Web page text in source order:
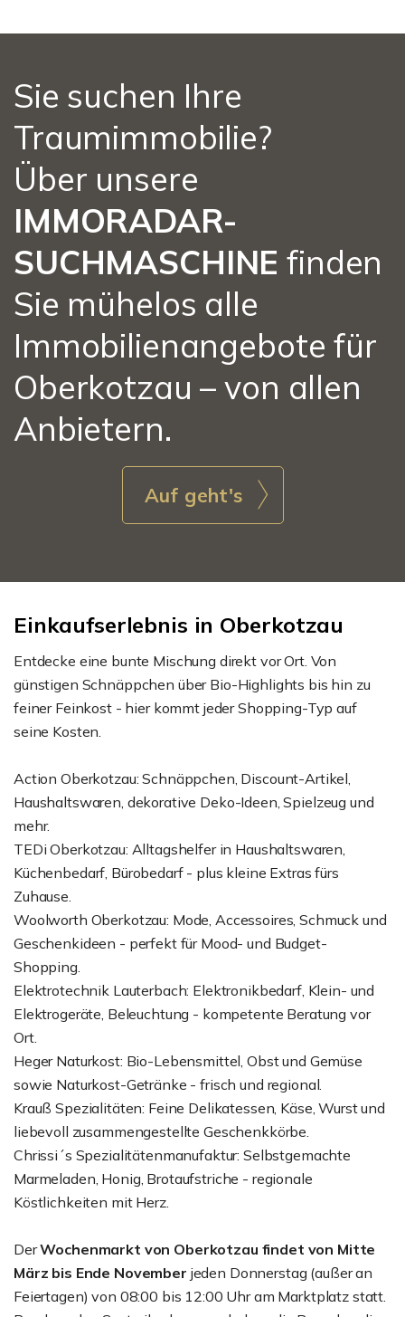
Sie suchen Ihre
Traumimmobilie?
Über unsere
IMMORADAR-
SUCHMASCHINE finden
Sie mühelos alle
Immobilienangebote für
Oberkotzau – von allen
Anbietern.
Auf geht's
Einkaufserlebnis in Oberkotzau
Entdecke eine bunte Mischung direkt vor Ort. Von
günstigen Schnäppchen über Bio-Highlights bis hin zu
feiner Feinkost - hier kommt jeder Shopping-Typ auf
seine Kosten.
Action Oberkotzau: Schnäppchen, Discount-Artikel,
Haushaltswaren, dekorative Deko-Ideen, Spielzeug und
mehr.
TEDi Oberkotzau: Alltagshelfer in Haushaltswaren,
Küchenbedarf, Bürobedarf - plus kleine Extras fürs
Zuhause.
Woolworth Oberkotzau: Mode, Accessoires, Schmuck und
Geschenkideen - perfekt für Mood- und Budget-
Shopping.
Elektrotechnik Lauterbach: Elektronikbedarf, Klein- und
Elektrogeräte, Beleuchtung - kompetente Beratung vor
Ort.
Heger Naturkost: Bio-Lebensmittel, Obst und Gemüse
sowie Naturkost-Getränke - frisch und regional.
Krauß Spezialitäten: Feine Delikatessen, Käse, Wurst und
liebevoll zusammengestellte Geschenkkörbe.
Chrissi´s Spezialitätenmanufaktur: Selbstgemachte
Marmeladen, Honig, Brotaufstriche - regionale
Köstlichkeiten mit Herz.
DerWochenmarkt von Oberkotzau findet von Mitte
März bis Ende November jeden Donnerstag (außer an
Feiertagen) von 08:00 bis 12:00 Uhr am Marktplatz statt.